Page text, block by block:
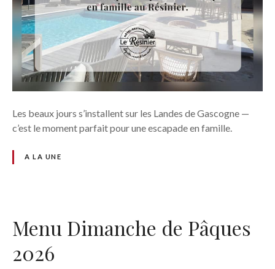
Les beaux jours s’installent sur les Landes de Gascogne —
c’est le moment parfait pour une escapade en famille.
A LA UNE
Menu Dimanche de Pâques
2026